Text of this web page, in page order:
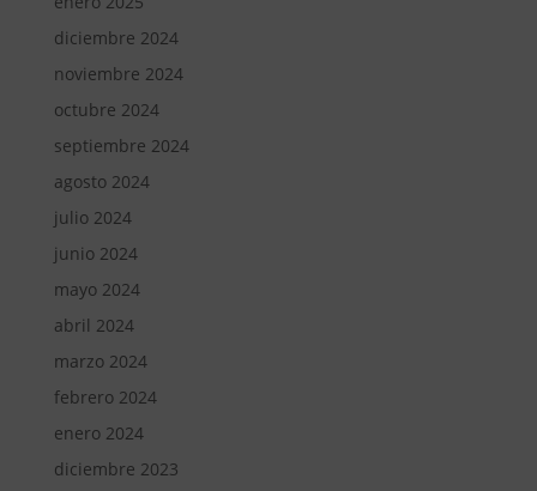
diciembre 2024
noviembre 2024
octubre 2024
septiembre 2024
agosto 2024
julio 2024
junio 2024
mayo 2024
abril 2024
marzo 2024
febrero 2024
enero 2024
diciembre 2023